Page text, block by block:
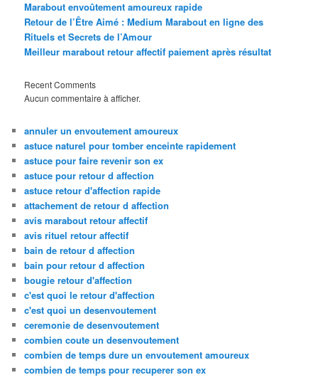
Marabout envoûtement amoureux rapide
Retour de l’Être Aimé : Medium Marabout en ligne des
Rituels et Secrets de l’Amour
Meilleur marabout retour affectif paiement après résultat
Recent Comments
Aucun commentaire à afficher.
annuler un envoutement amoureux
astuce naturel pour tomber enceinte rapidement
astuce pour faire revenir son ex
astuce pour retour d affection
astuce retour d'affection rapide
attachement de retour d affection
avis marabout retour affectif
avis rituel retour affectif
bain de retour d affection
bain pour retour d affection
bougie retour d'affection
c'est quoi le retour d'affection
c'est quoi un desenvoutement
ceremonie de desenvoutement
combien coute un desenvoutement
combien de temps dure un envoutement amoureux
combien de temps pour recuperer son ex